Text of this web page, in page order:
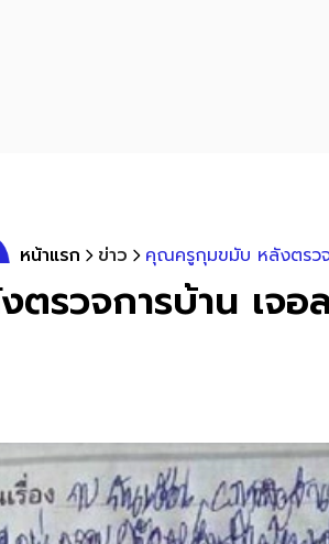
หน้าแรก ข่าว คุณครูกุมขมับ หลังตรว
รวจการบ้าน เจ